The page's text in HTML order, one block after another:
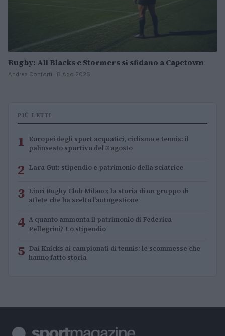
Rugby: All Blacks e Stormers si sfidano a Capetown
Andrea Conforti · 8 Ago 2026
PIÙ LETTI
1 Europei degli sport acquatici, ciclismo e tennis: il
palinsesto sportivo del 3 agosto
2 Lara Gut: stipendio e patrimonio della sciatrice
3 Linci Rugby Club Milano: la storia di un gruppo di
atlete che ha scelto l’autogestione
4 A quanto ammonta il patrimonio di Federica
Pellegrini? Lo stipendio
5 Dai Knicks ai campionati di tennis: le scommesse che
hanno fatto storia